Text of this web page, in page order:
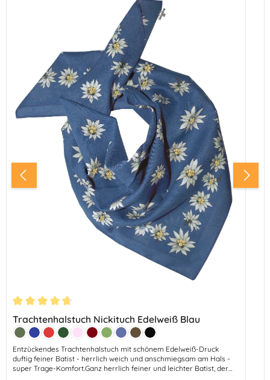
Durchschnittliche Bewertung von 4.64 von 5 Sternen
Trachtenhalstuch Nickituch Edelweiß Blau
Farbe:
Lodengrün
MarineRot TanneHellrosaBordeaux
ApfelMittelblau
Dunkelbraun
Schwarz
Entzückendes Trachtenhalstuch mit schönem Edelweiß-Druck
duftig feiner Batist - herrlich weich und anschmiegsam am Hals -
super Trage-Komfort.Ganz herrlich feiner und leichter Batist, der